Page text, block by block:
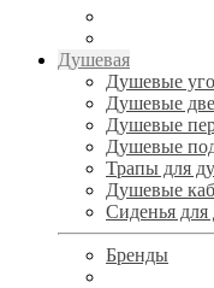
Душевая
Душевые
Душевые
Душевые
Душевые
Трапы для
Душевые
Сиденья для
Бренды